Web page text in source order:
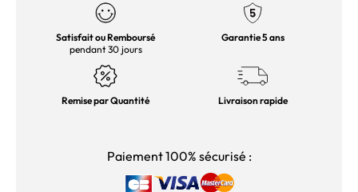
Satisfait ou Remboursé
pendant 30 jours
Garantie 5 ans
Remise par Quantité Livraison rapide
Paiement 100% sécurisé :